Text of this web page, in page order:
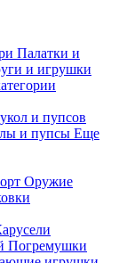
Палатки и
и игрушки
и пупсов
и пупсы Еще
Оружие
Погремушки